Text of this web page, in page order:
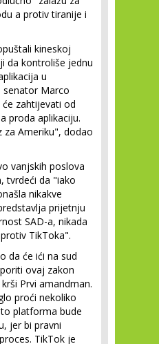
a protiv tiranije i
kineskoj
da kontroliše jednu
u
senator Marco
zahtijevati od
proda aplikaciju.
Ameriku", dodao
vanjskih poslova
tvrdeći da "iako
nikakve
prijetnju
SAD-a, nikada
TikToka".
da će ići na sud
ovaj zakon
Prvi amandman.
proći nekoliko
platforma bude
jer bi pravni
TikTok je